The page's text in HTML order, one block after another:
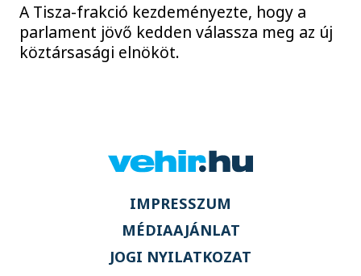
A Tisza-frakció kezdeményezte, hogy a
parlament jövő kedden válassza meg az új
köztársasági elnököt.
IMPRESSZUM
MÉDIAAJÁNLAT
JOGI NYILATKOZAT